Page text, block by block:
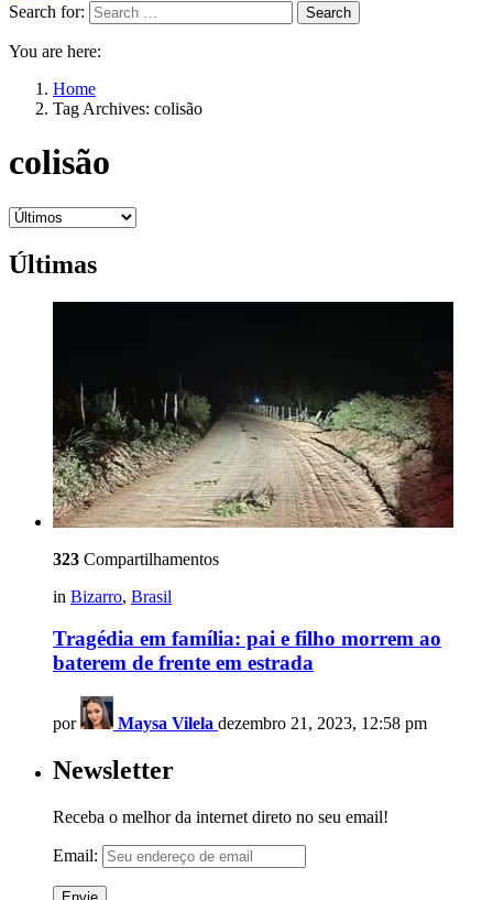
Search for:
Search
You are here:
Home
Tag Archives: colisão
colisão
Últimas
323 Compartilhamentos
in Bizarro, Brasil
Tragédia em família: pai e filho morrem ao
baterem de frente em estrada
por Maysa Vilela dezembro 21, 2023, 12:58 pm
Newsletter
Receba o melhor da internet direto no seu email!
Email: